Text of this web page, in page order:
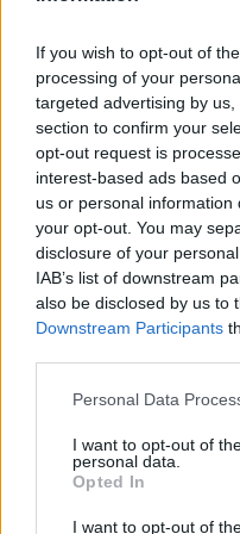
If you wish to opt-out of
processing of your
targeted advertising by
section to confirm your
opt-out request is
interest-based ads based
us or personal
your opt-out. You may
disclosure of your
IAB’s list of downstream
also be disclosed by us to
Downstream Participants
Personal Data
I want to opt-out of
personal data.
Opted In
I want to opt-out of
Comentari:
aquest navegador per a la
Captcha10 - 5 = ?